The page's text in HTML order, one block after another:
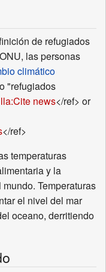
de refugiados
las personas
climático
"refugiados
news</ref> or
</ref>
temperaturas
y la
Temperaturas
el nivel del mar
oceano, derritiendo